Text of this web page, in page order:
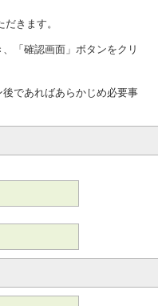
きます。
「確認画面」ボタンをクリ
であればあらかじめ必要事